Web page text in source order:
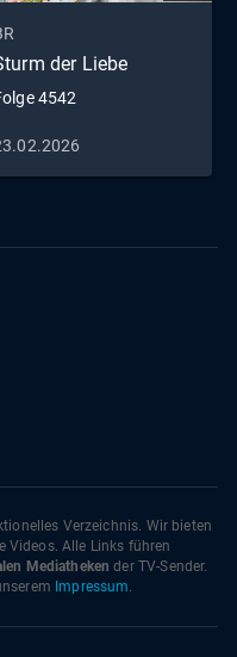
der Liebe
4542
Verzeichnis. Wir bieten
Videos. Alle Links führen
Mediatheken der TV-Sender.
Impressum.